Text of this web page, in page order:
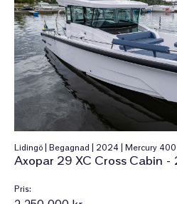
Lidingö | Begagnad | 2024 | Mercury
Axopar 29 XC Cross Cabin -
Pris: